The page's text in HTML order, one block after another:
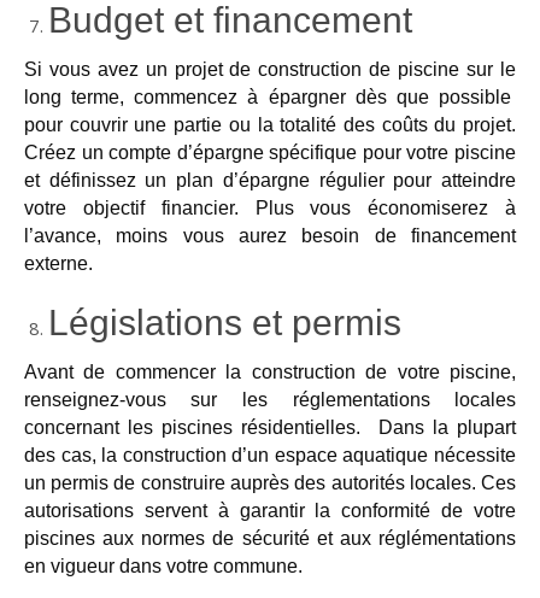
Budget et financement
Si vous avez un projet de construction de piscinesur le
long terme, commencez à épargner dès que possible
pour couvrir une partie ou la totalité des coûts du projet.
Créez un compte d’épargne spécifique pour votre piscine
et définissez un plan d’épargne régulier pour atteindre
votre objectif financier. Plus vous économiserez à
l’avance, moins vous aurez besoin de financement
externe.
Législations et permis
Avant de commencer la construction de votre piscine,
renseignez-vous sur les réglementations locales
concernant les piscines résidentielles. Dans la plupart
des cas, la construction d’un espace aquatique nécessite
un permis de construire auprès des autorités locales. Ces
autorisations servent à garantir
la conformité de votre
piscines aux normes de sécurité et aux réglémentations
en vigueur dans votre commune.